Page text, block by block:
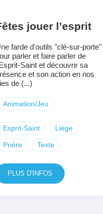
jouer l’esprit
farde d'outils "clé-sur-porte"
parler et faire parler de
Saint et découvrir sa
et son action en nos
de (...)
Animation/Jeu
Esprit-Saint Liège
Prière Texte
PLUS D'INFOS